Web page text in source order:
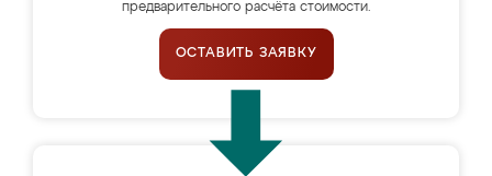
предварительного расчёта стоимости.
ОСТАВИТЬ ЗАЯВКУ